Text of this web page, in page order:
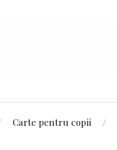
Carte pentru copii